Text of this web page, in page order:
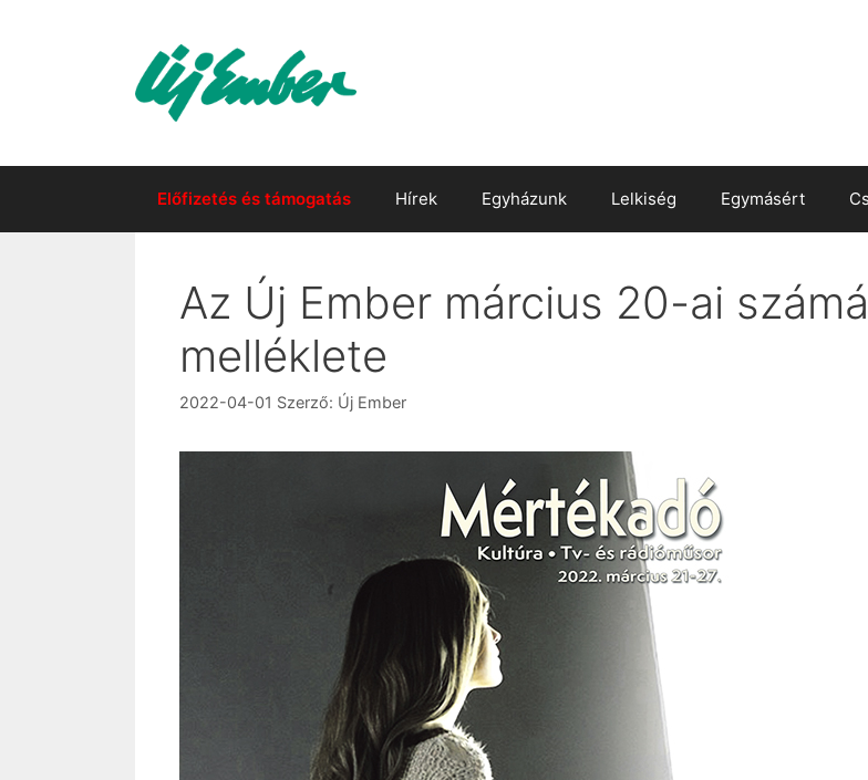
Előfizetés és támogatás Hírek Egyházunk Lelkiség Egymásért
Az Új Ember március 20-ai
melléklete
2022-04-01 Szerző: Új Ember